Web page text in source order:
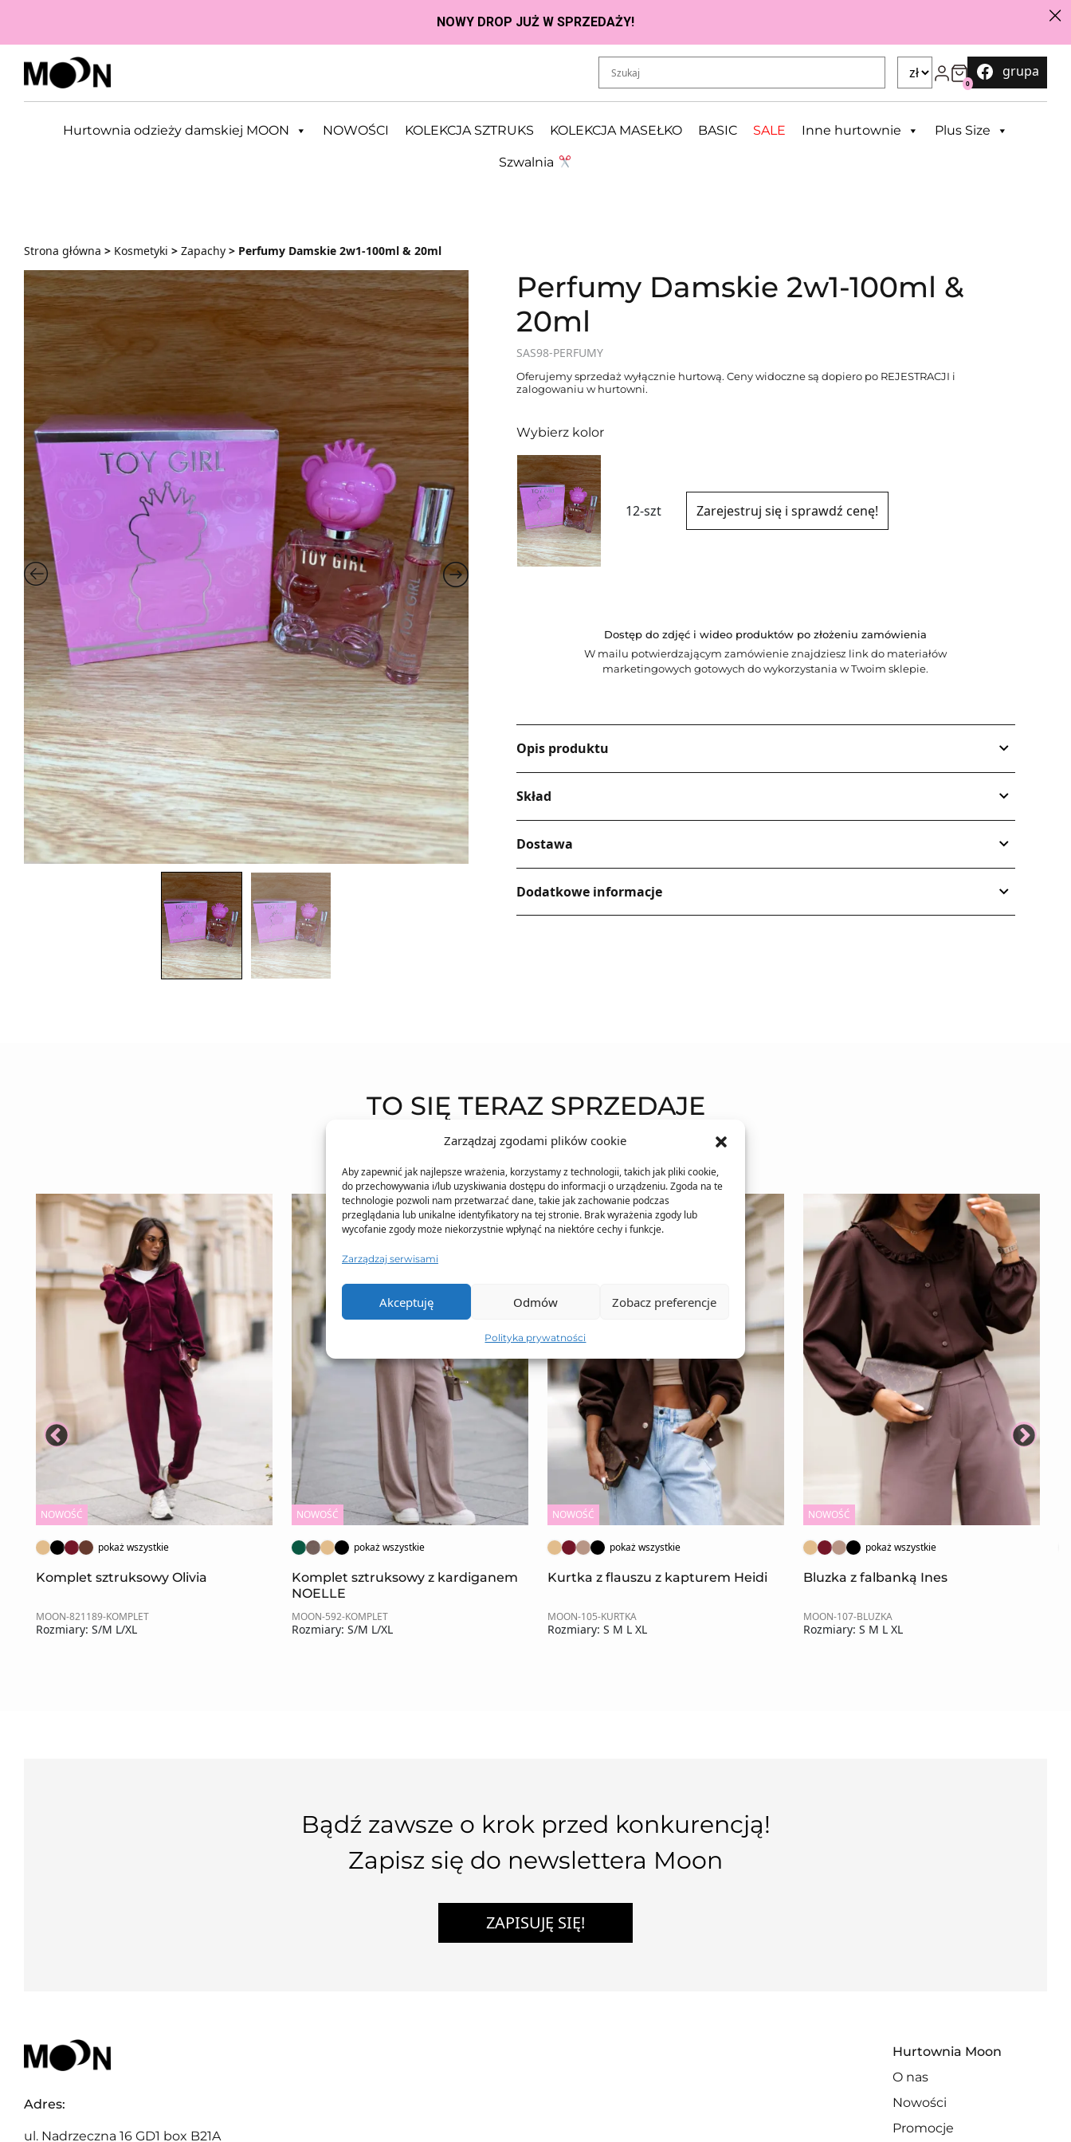
Zarządzaj zgodami plików cookie
Aby zapewnić jak najlepsze wrażenia, korzystamy z technologii, takich jak pliki cookie,
do przechowywania i/lub uzyskiwania dostępu do informacji o urządzeniu. Zgoda na te
technologie pozwoli nam przetwarzać dane, takie jak zachowanie podczas
przeglądania lub unikalne identyfikatory na tej stronie. Brak wyrażenia zgody lub
wycofanie zgody może niekorzystnie wpłynąć na niektóre cechy i funkcje.
Zarządzaj serwisami
Akceptuję Odmów Zobacz preferencje
Polityka prywatności
Przejdź do zawartości
0
grupa
Hurtownia odzieży damskiej MOON NOWOŚCI KOLEKCJA SZTRUKS KOLEKCJA MASEŁKO BASIC SALE Inne hurtownie Plus Size
Szwalnia
Strona główna > Kosmetyki > Zapachy > Perfumy Damskie 2w1-100ml & 20ml
Perfumy Damskie 2w1-100ml &
20ml
SAS98-PERFUMY
Oferujemy sprzedaż wyłącznie hurtową. Ceny widoczne są dopiero po REJESTRACJI i
zalogowaniu w hurtowni.
Wybierz kolor
12-szt Zarejestruj się i sprawdź cenę!
Dostęp do zdjęć i wideo produktów po złożeniu zamówienia
W mailu potwierdzającym zamówienie znajdziesz link do materiałów
marketingowych gotowych do wykorzystania w Twoim sklepie.
Opis produktu
Skład
Dostawa
Dodatkowe informacje
TO SIĘ TERAZ SPRZEDAJE
NOWOŚĆ
pokaż wszystkie
Komplet sztruksowy Olivia
MOON-821189-KOMPLET
Rozmiary: S/M L/XL
NOWOŚĆ
pokaż wszystkie
Komplet sztruksowy z kardiganem
NOELLE
MOON-592-KOMPLET
Rozmiary: S/M L/XL
NOWOŚĆ
pokaż wszystkie
Kurtka z flauszu z kapturem Heidi
MOON-105-KURTKA
Rozmiary: S M L XL
NOWOŚĆ
pokaż wszystkie
Bluzka z falbanką Ines
MOON-107-BLUZKA
Rozmiary: S M L XL
Bądź zawsze o krok przed konkurencją!
Zapisz się do newslettera Moon
ZAPISUJĘ SIĘ!
Adres:
ul. Nadrzeczna 16 GD1 box B21A
Hurtownia Moon
O nas
Nowości
Promocje